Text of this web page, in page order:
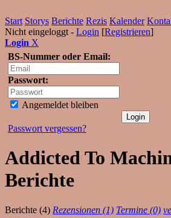
Start Storys Berichte Rezis Kalender
Nicht eingeloggt - Login [Registrieren]
Login X
BS-Nummer oder Email:
Passwort:
Angemeldet bleiben
Passwort vergessen?
Addicted To
Berichte
Berichte (4) Rezensionen (1) Termine (0)